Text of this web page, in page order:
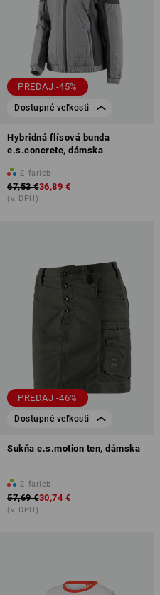
PREDAJ -45%
Dostupné veľkosti
Hybridná flísová bunda
e.s.concrete, dámska
2 farieb
67,53 €36,89 €
(v. DPH)
PREDAJ -46%
Dostupné veľkosti
Sukňa e.s.motion ten, dámska
2 farieb
57,69 €30,74 €
(v. DPH)